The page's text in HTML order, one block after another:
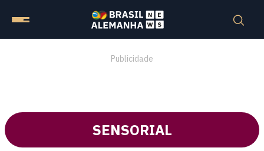
Publicidade
SENSORIAL